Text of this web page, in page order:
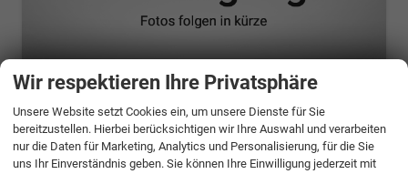
ab 898,– € mtl.
Opel Zafira Life
Wir respektieren Ihre Privatsphäre
Unsere Website setzt Cookies ein, um unsere Dienste für Sie
bereitzustellen. Hierbei berücksichtigen wir Ihre Auswahl und verarbeiten
nur die Daten für Marketing, Analytics und Personalisierung, für die Sie
uns Ihr Einverständnis geben. Sie können Ihre Einwilligung jederzeit mit